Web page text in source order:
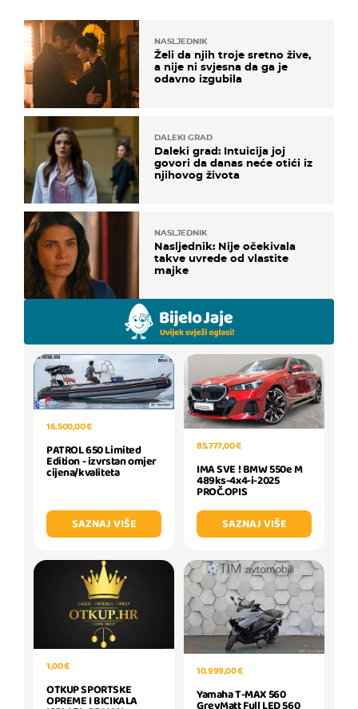
NASLJEDNIK
Želi da njih troje sretno žive,
a nije ni svjesna da ga je
odavno izgubila
DALEKI GRAD
Daleki grad: Intuicija joj
govori da danas neće otići iz
njihovog života
NASLJEDNIK
Nasljednik: Nije očekivala
takve uvrede od vlastite
majke
16.500,00 €
PATROL 650 Limited
Edition - izvrstan omjer
cijena/kvaliteta
SAZNAJ VIŠE
85.777,00 €
IMA SVE ! BMW 550e M
489ks-4x4-i-2025
PROČ.OPIS
SAZNAJ VIŠE
1,00 €
OTKUP SPORTSKE
OPREME I BICIKALA
10.999,00 €
Yamaha T-MAX 560